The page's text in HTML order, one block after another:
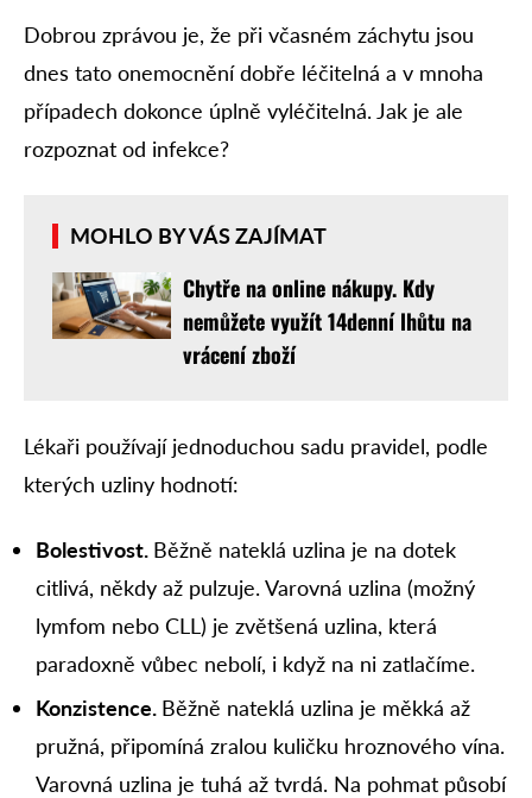
Dobrou zprávou je, že při včasném záchytu jsou
dnes tato onemocnění dobře léčitelná a v mnoha
případech dokonce úplně vyléčitelná. Jak je ale
rozpoznat od infekce?
MOHLO BY VÁS ZAJÍMAT
Chytře na online nákupy. Kdy
nemůžete využít 14denní lhůtu na
vrácení zboží
Lékaři používají jednoduchou sadu pravidel, podle
kterých uzliny hodnotí:
Bolestivost. Běžně nateklá uzlina je na dotek
citlivá, někdy až pulzuje. Varovná uzlina (možný
lymfom nebo CLL) je zvětšená uzlina, která
paradoxně vůbec nebolí, i když na ni zatlačíme.
Konzistence. Běžně nateklá uzlina je měkká až
pružná, připomíná zralou kuličku hroznového vína.
Varovná uzlina je tuhá až tvrdá. Na pohmat působí